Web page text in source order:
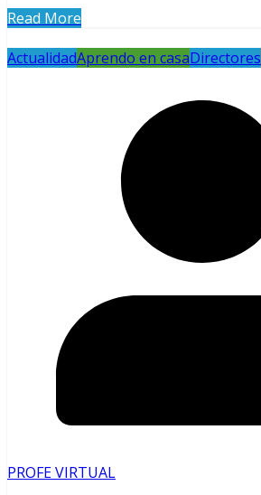
Read More
ActualidadAprendo en casaDirectores
PROFE VIRTUAL